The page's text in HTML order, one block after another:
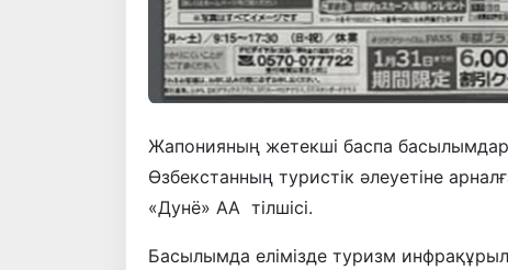
Жапонияның жетекші баспа
Өзбекстанның туристік әлеуетіне
«Дунё» АА тілшісі.
Басылымда елімізде туризм